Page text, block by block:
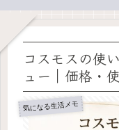
コスモスの使
ュー｜価格・
気になる生活メモ